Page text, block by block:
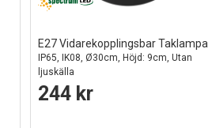
E27 Vidarekopplingsbar Taklampa
IP65, IK08, Ø30cm, Höjd: 9cm, Utan
ljuskälla
244 kr